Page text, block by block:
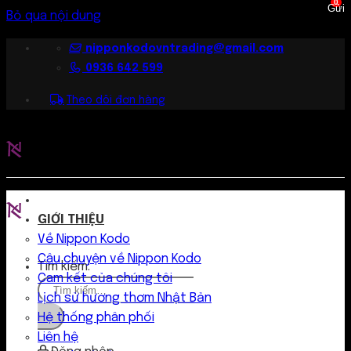
Bỏ qua nội dung
nipponkodovntrading@gmail.com
0936 642 599
Theo dõi đơn hàng
Tìm kiếm:
0
GIỚI THIỆU
Về Nippon Kodo
Câu chuyện về Nippon Kodo
Cam kết của chúng tôi
Lịch sử hương thơm Nhật Bản
Hệ thống phân phối
Liên hệ